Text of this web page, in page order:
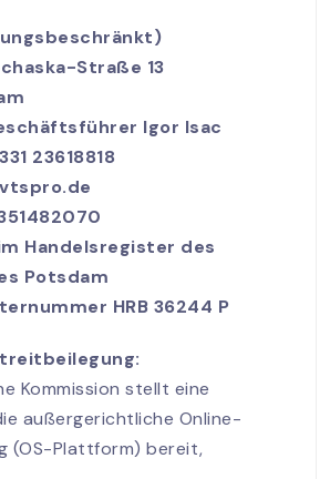
Straße 13
Igor Isac
23618818
Handelsregister des
Potsdam
HRB 36244 P
Kommission stellt eine
außergerichtliche Online-
(OS-Plattform) bereit,